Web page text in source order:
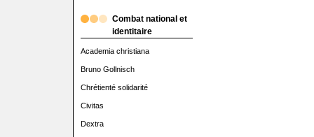
Combat national et
identitaire
Academia christiana
Bruno Gollnisch
Chrétienté solidarité
Civitas
Dextra